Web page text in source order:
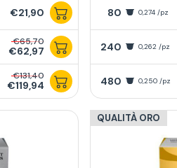
€21,90
€65,70
€62,97
€131,40
€119,94
80 0,274 /pz
240 0,262 /pz
480 0,250 /pz
QUALITÀ ORO